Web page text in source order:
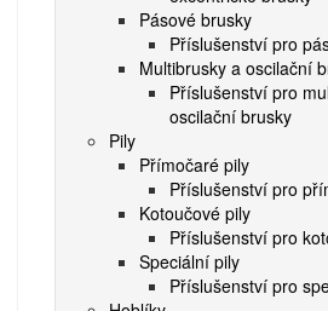
Pásové brusky
Příslušenství pro
Multibrusky a oscilační
Příslušenství pro
oscilační brusky
Pily
Přímočaré pily
Příslušenství pro
Kotoučové pily
Příslušenství pro
Speciální pily
Příslušenství pro